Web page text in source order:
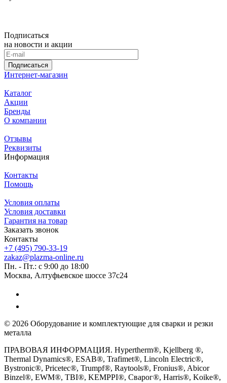
Подписаться
на новости и акции
Подписаться
Интернет-магазин
Каталог
Акции
Бренды
О компании
Отзывы
Реквизиты
Информация
Контакты
Помощь
Условия оплаты
Условия доставки
Гарантия на товар
Заказать звонок
Контакты
+7 (495) 790-33-19
zakaz@plazma-online.ru
Пн. - Пт.: с 9:00 до 18:00
Москва, Алтуфьевское шоссе 37с24
© 2026 Оборудование и комплектующие для сварки и резки
металла
ПРАВОВАЯ ИНФОРМАЦИЯ. Hypertherm®, Kjellberg ®,
Thermal Dynamics®, ESAB®, Trafimet®, Lincoln Electric®,
Bystronic®, Pricetec®, Trumpf®, Raytools®, Fronius®, Abicor
Binzel®, EWM®, TBI®, KEMPPI®, Сварог®, Harris®, Koike®,